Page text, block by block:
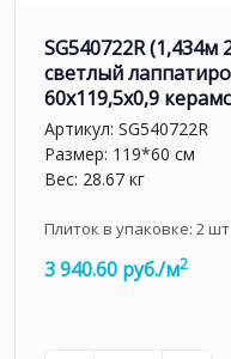
SG540722R
светлый
60x119,5x0,9
Артикул: SG540722R
Размер: 119*60 см
Вес: 28.67 кг
Плиток в упаковке: 2шт
3 940.60 руб./м2